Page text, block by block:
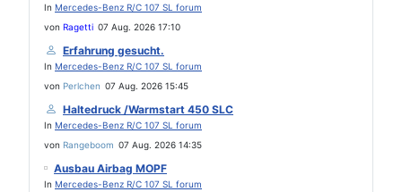
In Mercedes-Benz R/C 107 SL forum
von Ragetti 07 Aug. 2026 17:10
Erfahrung gesucht.
In Mercedes-Benz R/C 107 SL forum
von Perlchen 07 Aug. 2026 15:45
Haltedruck /Warmstart 450 SLC
In Mercedes-Benz R/C 107 SL forum
von Rangeboom 07 Aug. 2026 14:35
Ausbau Airbag MOPF
In Mercedes-Benz R/C 107 SL forum